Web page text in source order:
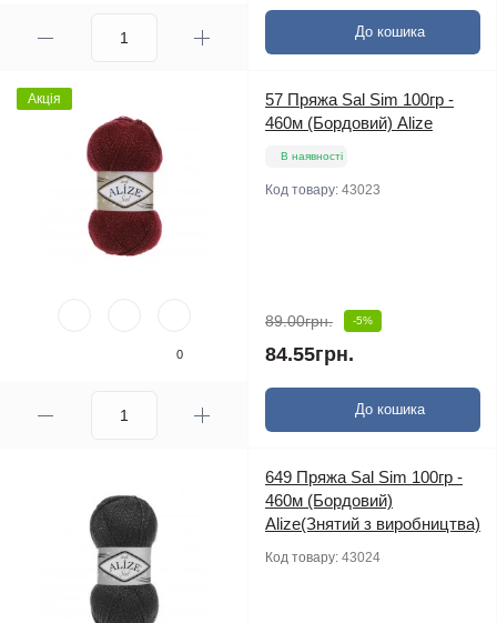
До кошика
Акція
0
57 Пряжа Sal Sim 100гр -
460м (Бордовий) Alize
В наявності
Код товару: 43023
89.00грн. -5%
84.55грн.
До кошика
649 Пряжа Sal Sim 100гр -
460м (Бордовий)
Alize(Знятий з виробництва)
Код товару: 43024